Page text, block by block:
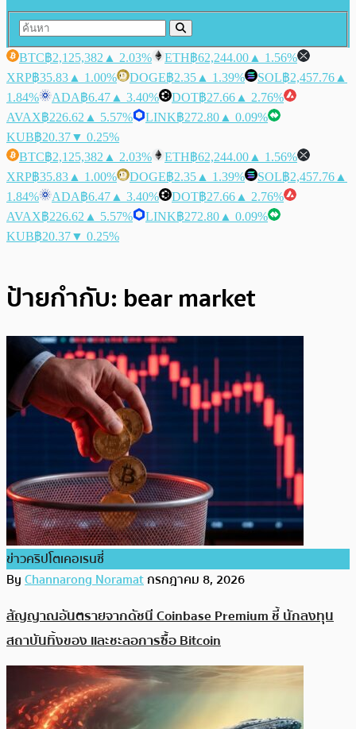
BTC฿2,125,382 ▲ 2.03% ETH฿62,244.00 ▲ 1.56%
XRP฿35.83 ▲ 1.00% DOGE฿2.35 ▲ 1.39% SOL฿2,457.76 ▲
1.84%
ADA฿6.47 ▲ 3.40% DOT฿27.66 ▲ 2.76%
AVAX฿226.62 ▲ 5.57% LINK฿272.80 ▲ 0.09%
KUB฿20.37▼ 0.25%
BTC฿2,125,382 ▲ 2.03% ETH฿62,244.00 ▲ 1.56%
XRP฿35.83 ▲ 1.00% DOGE฿2.35 ▲ 1.39% SOL฿2,457.76 ▲
1.84%
ADA฿6.47 ▲ 3.40% DOT฿27.66 ▲ 2.76%
AVAX฿226.62 ▲ 5.57% LINK฿272.80 ▲ 0.09%
KUB฿20.37▼ 0.25%
ป้ายกำกับ: bear market
ข่าวคริปโตเคอเรนซี่
ByChannarong Noramatกรกฎาคม 8, 2026
สัญญาณอันตรายจากดัชนี Coinbase Premium ชี้ นักลงทุน
สถาบันทิ้งของ และชะลอการซื้อ Bitcoin